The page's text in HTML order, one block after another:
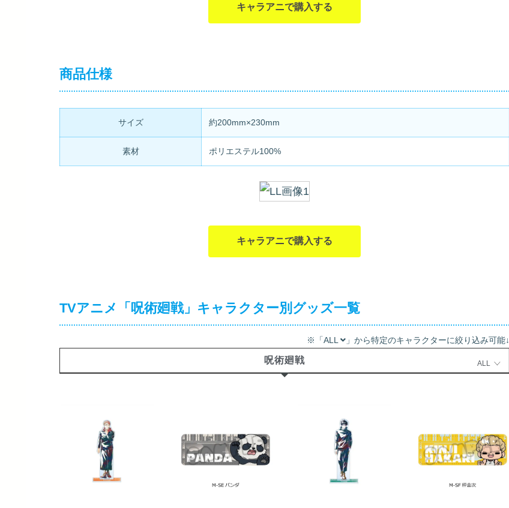
キャラアニで購入する
商品仕様
サイズ 約200mm×230mm
素材 ポリエステル100%
キャラアニで購入する
TVアニメ「呪術廻戦」キャラクター別グッズ一覧
※「ALL 」から特定のキャラクターに絞り込み可能↓
呪術廻戦 ALL